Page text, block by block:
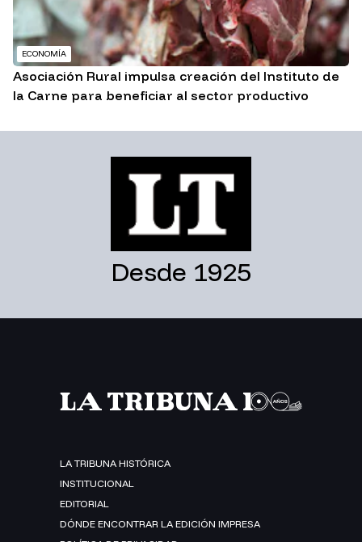
ECONOMÍA
Asociación Rural impulsa creación del Instituto de
la Carne para beneficiar al sector productivo
Desde 1925
LA TRIBUNA HISTÓRICA
INSTITUCIONAL
EDITORIAL
DÓNDE ENCONTRAR LA EDICIÓN IMPRESA